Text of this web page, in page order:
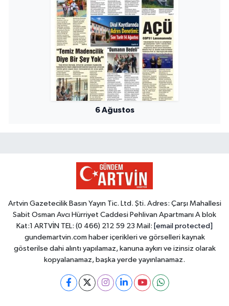
6 Ağustos
Artvin Gazetecilik Basın Yayın Tic. Ltd. Şti. Adres: Çarşı Mahallesi
Sabit Osman Avcı Hürriyet Caddesi Pehlivan Apartmanı A blok
Kat:1 ARTVİN TEL: (0 466) 212 59 23 Mail: [email protected]
gundemartvin.com haber içerikleri ve görselleri kaynak
gösterilse dahi alıntı yapılamaz, kanuna aykırı ve izinsiz olarak
kopyalanamaz, başka yerde yayınlanamaz.